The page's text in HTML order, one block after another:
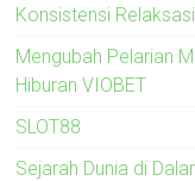
Konsistensi
Mengubah Pelarian
Hiburan VIOBET
SLOT88
Sejarah Dunia di